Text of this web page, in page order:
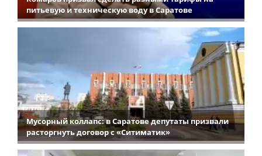
питьевую и техническую воду в Саратове
Мусорный коллапс: в Саратове депутаты призвали
расторгнуть договор с «Ситиматик»